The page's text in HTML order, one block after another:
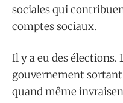
sociales qui
comptes sociaux.
Il y a eu des élections.
gouvernement
quand même